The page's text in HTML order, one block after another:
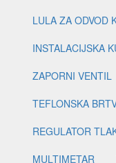
LULA ZA ODVOD
INSTALACIJSKA
ZAPORNI VENTIL
TEFLONSKA
REGULATOR
MULTIMETAR